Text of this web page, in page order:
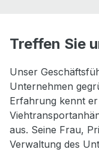
Treffen Sie
Unser
Unternehmen
Erfahrung kennt
aus. Seine Frau,
Verwaltung des